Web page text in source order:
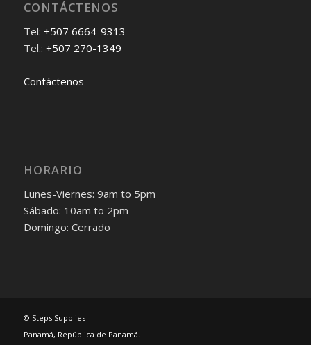
CONTÁCTENOS
Tel: +507 6664-9313
Tel.: +507 270-1349
Contáctenos
HORARIO
Lunes-Viernes: 9am to 5pm
Sábado: 10am to 2pm
Domingo: Cerrado
© Steps Supplies
Panamá, República de Panamá.